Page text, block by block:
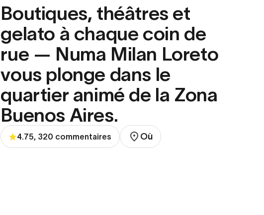
Boutiques, théâtres et
gelato à chaque coin de
rue — Numa Milan Loreto
vous plonge dans le
quartier animé de la Zona
Buenos Aires.
4.75, 320 commentaires Où